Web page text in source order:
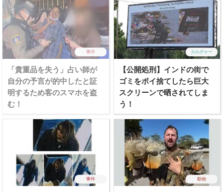
「貴重品を失う」占い師が
自分の予言が的中したと証
明するため客のスマホを盗
む！
事件
【公開処刑】インドの街で
ゴミをポイ捨てしたら巨大
スクリーンで晒されてしま
う！
カルチャー
事件 動物